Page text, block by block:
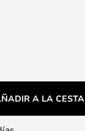
A LA CESTA